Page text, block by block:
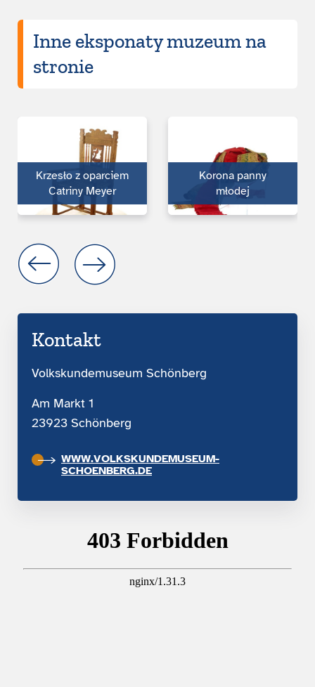
Inne eksponaty muzeum na
stronie
Krzesło z oparciem
Catriny Meyer
Korona panny
młodej
Kontakt
Volkskundemuseum Schönberg
Am Markt 1
23923 Schönberg
WWW.VOLKSKUNDEMUSEUM-
SCHOENBERG.DE